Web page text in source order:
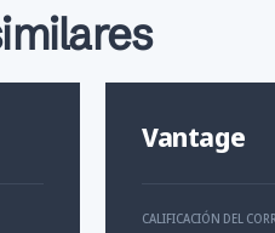
Vantage
CALIFICACIÓN DEL